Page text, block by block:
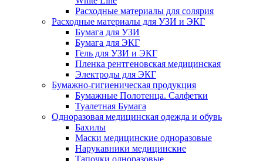
Расходные материалы для солярия
Расходные материалы для УЗИ и ЭКГ
Бумага для УЗИ
Бумага для ЭКГ
Гель для УЗИ и ЭКГ
Пленка рентгеновская медицинская
Электроды для ЭКГ
Бумажно-гигиеническая продукция
Бумажные Полотенца. Салфетки
Туалетная Бумага
Одноразовая медицинская одежда и обувь
Бахилы
Маски медицинские одноразовые
Нарукавники медицинские
Тапочки одноразовые